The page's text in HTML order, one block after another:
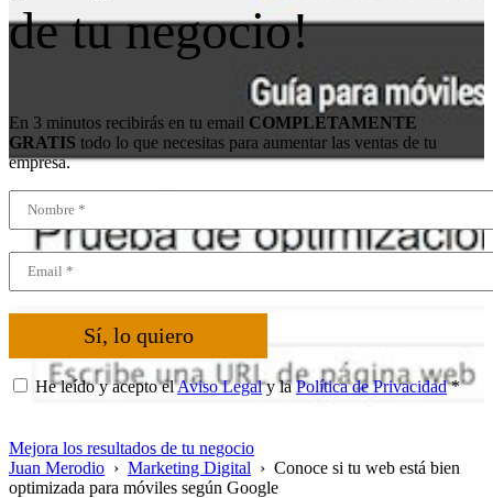
de tu negocio!
En 3 minutos recibirás en tu email COMPLETAMENTE
GRATIS todo lo que necesitas para aumentar las ventas de tu
empresa.
Sí, lo quiero
He leído y acepto elAviso Legaly laPolítica de Privacidad*
Mejora los resultados de tu negocio
Juan Merodio › Marketing Digital › Conoce si tu web está bien
optimizada para móviles según Google